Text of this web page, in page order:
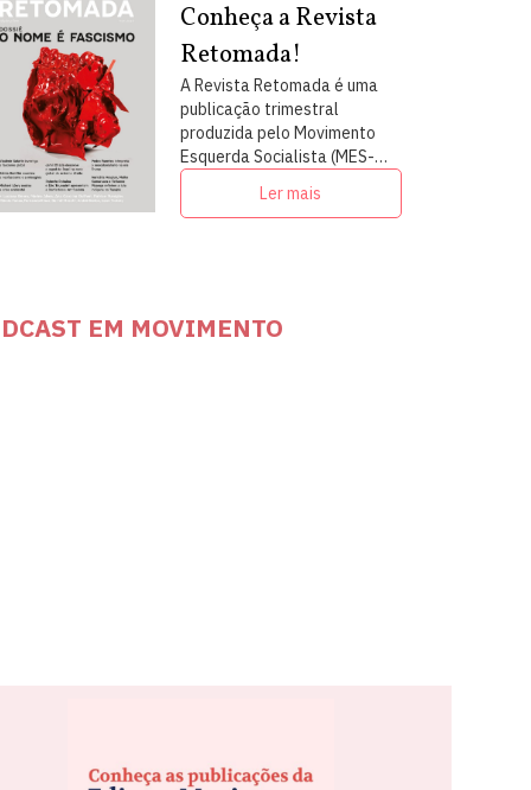
Conheça a Revista
Retomada!
A Revista Retomada é uma
publicação trimestral
produzida pelo Movimento
Esquerda Socialista (MES-
PSOL) em articulação com
intelectuais, militantes e
Ler mais
EM MOVIMENTO